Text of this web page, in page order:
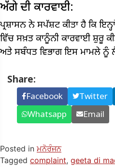
ਅੱਗੇ ਦੀ ਕਾਰਵਾਈ:
ਪ੍ਰਸ਼ਾਸਨ ਨੇ ਸਪੱਸ਼ਟ ਕੀਤਾ ਹੈ ਕਿ
ਵਿੱਚ ਸਖ਼ਤ ਕਾਨੂੰਨੀ ਕਾਰਵਾਈ ਸ਼ੁਰੂ
ਅਤੇ ਸਬੰਧਤ ਵਿਭਾਗ ਇਸ ਮਾਮਲੇ ਨੂੰ
Share:
Facebook Twitter
Whatsapp
Email
Posted in ਮਨੋਰੰਜਨ
Tagged complaint, geeta di